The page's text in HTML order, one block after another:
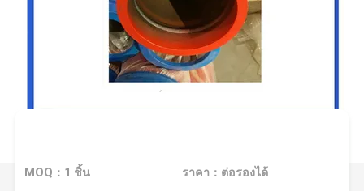
MOQ：1 ชิ้น ราคา：ต่อรองได้